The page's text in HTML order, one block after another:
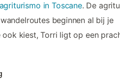
agriturismo in Toscane. De
beginnen al bij je
kiest, Torri ligt op een